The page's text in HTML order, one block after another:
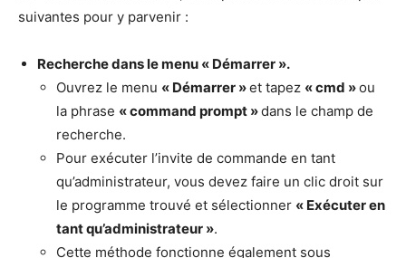
suivantes pour y parvenir :
Recherche dans le menu « Démarrer ».
Ouvrez le menu « Démarrer »et tapez « cmd »ou
la phrase « command prompt »dans le champ de
recherche.
Pour exécuter l’invite de commande en tant
qu’administrateur, vous devez faire un clic droit sur
le programme trouvé et sélectionner « Exécuter en
tant qu’administrateur ».
Cette méthode fonctionne également sous